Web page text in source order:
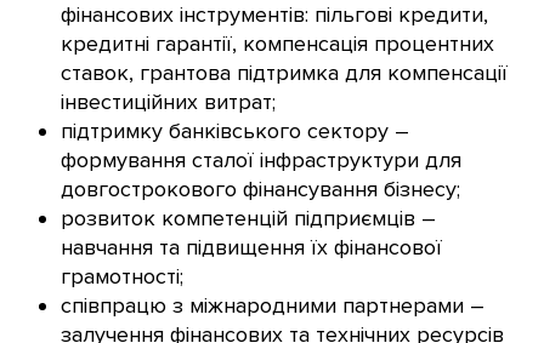
фінансових інструментів: пільгові кредити,
кредитні гарантії, компенсація процентних
ставок, грантова підтримка для компенсації
інвестиційних витрат;
підтримку банківського сектору –
формування сталої інфраструктури для
довгострокового фінансування бізнесу;
розвиток компетенцій підприємців –
навчання та підвищення їх фінансової
грамотності;
співпрацю з міжнародними партнерами –
залучення фінансових та технічних ресурсів